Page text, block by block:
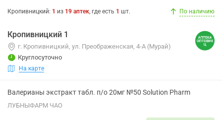
Кропивницкий: 1 из 19 аптек, где есть 1 шт. По наличию
Кропивницкий 1
г. Кропивницкий, ул. Преображенская, 4-А (Мурай)
Круглосуточно
На карте
Валерианы экстракт табл. п/о 20мг №50 Solution Pharm
ЛУБНЫФАРМ ЧАО